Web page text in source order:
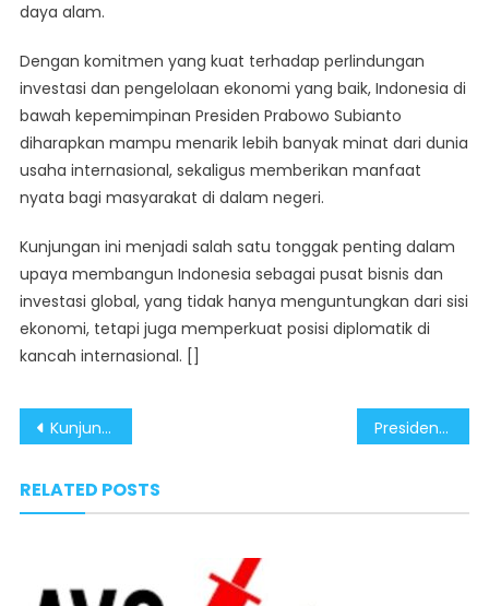
daya alam.
Dengan komitmen yang kuat terhadap perlindungan
investasi dan pengelolaan ekonomi yang baik, Indonesia di
bawah kepemimpinan Presiden Prabowo Subianto
diharapkan mampu menarik lebih banyak minat dari dunia
usaha internasional, sekaligus memberikan manfaat
nyata bagi masyarakat di dalam negeri.
Kunjungan ini menjadi salah satu tonggak penting dalam
upaya membangun Indonesia sebagai pusat bisnis dan
investasi global, yang tidak hanya menguntungkan dari sisi
ekonomi, tetapi juga memperkuat posisi diplomatik di
kancah internasional. []
Post
Kunjungan Presiden Prabowo ke Mancanegara Berdampak Positif Bagi Ekonomi Nasional Presiden Prabowo Dorong Kolaborasi Multilateral, Peru Dukung Penuh Pembangunan IKN
RELATED POSTS